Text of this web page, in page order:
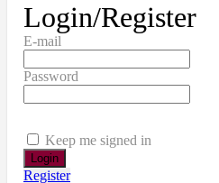
Login/Register
E-mail
Password
Keep me signed in
Register